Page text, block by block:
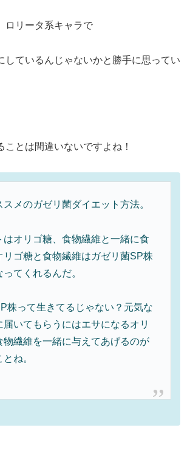
ロリータ系キャラで
しているんじゃないかと勝手に思ってい
ことは間違いないですよね！
スメのガゼリ菌ダイエット方法。
はオリゴ糖、食物繊維と一緒に食
リゴ糖と食物繊維はガゼリ菌SP株
てくれるんだ。
株って生きてるじゃない？元気な
届いてもらうにはエサになるオリ
物繊維を一緒に与えてあげるのが
ね。